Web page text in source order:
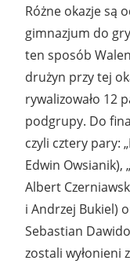
Różne okazje są
gimnazjum do
ten sposób
drużyn przy tej
rywalizowało 12
podgrupy. Do
czyli cztery pary:
Edwin Owsianik),
Albert
i Andrzej Bukiel)
Sebastian
zostali wyłonieni